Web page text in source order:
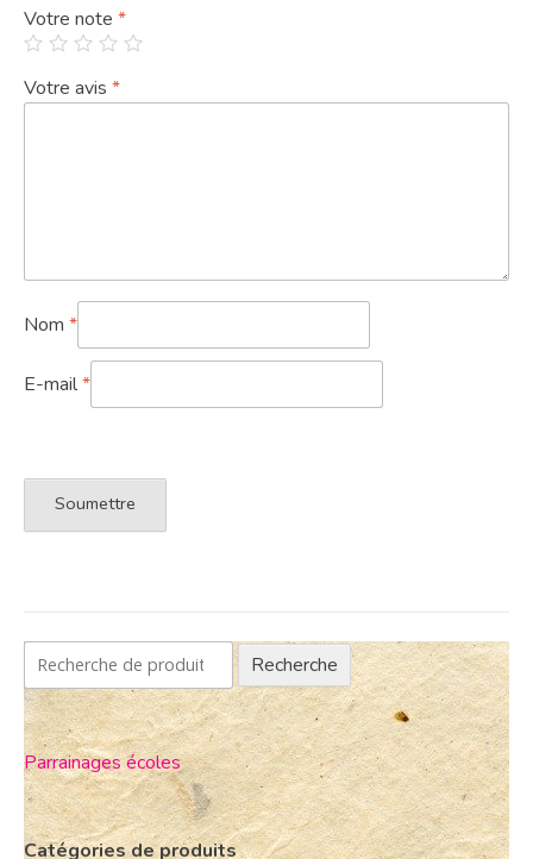
Votre note *
Votre avis *
Nom *
E-mail*
Recherche
Parrainages écoles
Catégories de produits